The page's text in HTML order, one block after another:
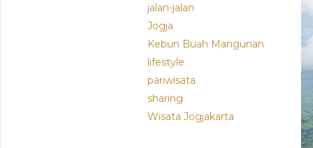
jalan-jalan
Jogja
Kebun Buah Mangunan
lifestyle
pariwisata
sharing
Wisata Jogjakarta